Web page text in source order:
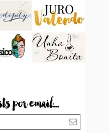
por email...